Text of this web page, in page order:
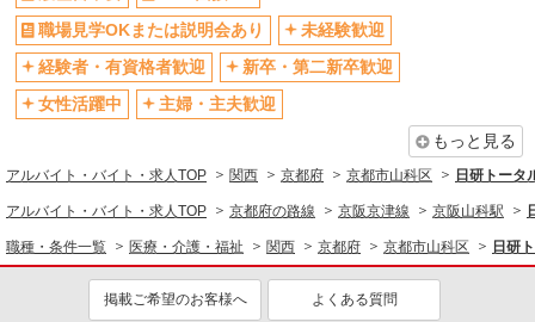
キープ 詳細を見る
業務委託
SOMPOヘルスサポート株式会社 全支援対応コース
保健師・管理栄養士 特定保健指導
業所一括面談(対面) 1日：10,000円〜14,716円 ・
個別訪問(対面) 1件：4,286円〜5,239円 ・遠隔面
談 1件：1,500〜1,691円 ・電話支援 1件：
1,000円〜1,429円 ・ICTメール支援 1件：500円
※上記金額に消費税を加えた金額をお支払いいた
します ※交通費・電話代は弊社負担。その他、支
援内容により細則あり。
【活動エリア】京都府京都市山科区※大阪府・
キープ 詳細を見る
交通費支給
社会保険あり
社割・特典あり
研修制度あり
資格取得支援制度あり
医療・介護・福祉
看護師・保健師・看護助手・助産師
同じ特徴から求人を探す
ミドル（40代～）活躍中
職場見学OKまたは説明会あり
未経験歓迎
経験者・有資格者歓迎
新卒・第二新卒歓迎
女性活躍中
主婦・主夫歓迎
もっと見る
アルバイト・バイト・求人TOP 関西 京都府 京都市山科区 日研トータ
アルバイト・バイト・求人TOP 京都府の路線 京阪京津線 京阪山科駅
職種・条件一覧 医療・介護・福祉 関西 京都府 京都市山科区 日研
掲載ご希望のお客様へ よくある質問